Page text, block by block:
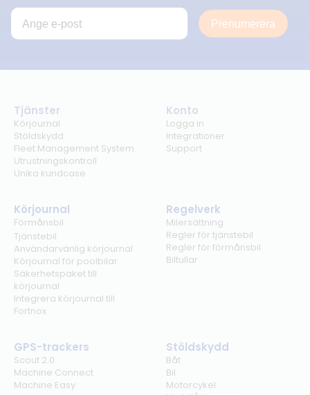
Prenumerera
Tjänster
Körjournal
Stöldskydd
Fleet Management System
Utrustningskontroll
Unika kundcase
Konto
Logga in
Integrationer
Support
Körjournal
Förmånsbil
Tjänstebil
Användarvänlig körjournal
Körjournal för poolbilar
Säkerhetspaket till
körjournal
Integrera körjournal till
Fortnox
Regelverk
Milersättning
Regler för tjänstebil
Regler för förmånsbil
Biltullar
GPS-trackers
Scout 2.0
Machine Connect
Machine Easy
Stöldskydd
Båt
Bil
Motorcykel